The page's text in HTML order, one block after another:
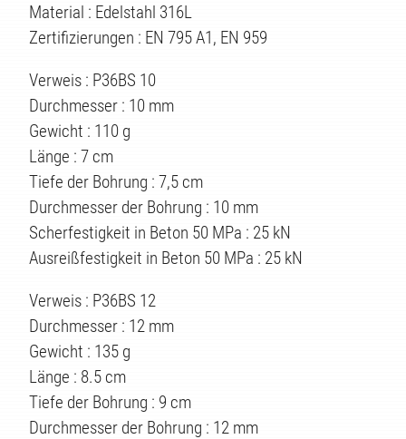
Material : Edelstahl 316L
Zertifizierungen : EN 795 A1, EN 959
Verweis : P36BS 10
Durchmesser : 10 mm
Gewicht : 110 g
Länge : 7 cm
Tiefe der Bohrung : 7,5 cm
Durchmesser der Bohrung : 10 mm
Scherfestigkeit in Beton 50 MPa : 25 kN
Ausreißfestigkeit in Beton 50 MPa : 25 kN
Verweis : P36BS 12
Durchmesser : 12 mm
Gewicht : 135 g
Länge : 8.5 cm
Tiefe der Bohrung : 9 cm
Durchmesser der Bohrung : 12 mm